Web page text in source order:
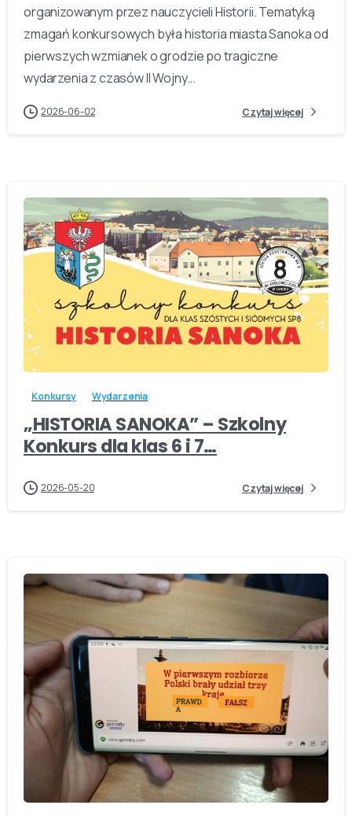
organizowanym przez nauczycieli Historii. Tematyką
zmagań konkursowych była historia miasta Sanoka od
pierwszych wzmianek o grodzie po tragiczne
wydarzenia z czasów II Wojny...
2026-06-02 Czytaj więcej
-
Konkursy Wydarzenia
„HISTORIA SANOKA” – Szkolny
Konkurs dla klas 6 i 7…
2026-05-20 Czytaj więcej